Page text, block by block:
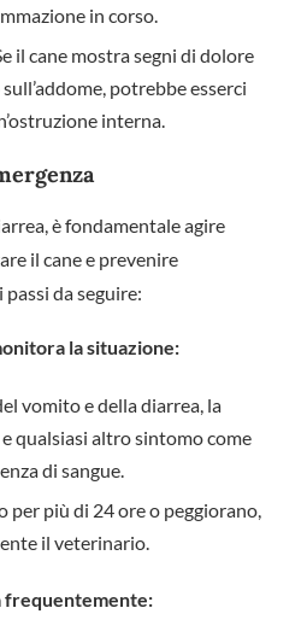
in corso.
il cane mostra segni di dolore
potrebbe esserci
interna.
è fondamentale agire
il cane e prevenire
da seguire:
la situazione:
vomito e della diarrea, la
qualsiasi altro sintomo come
di sangue.
per più di 24 ore o peggiorano,
il veterinario.
frequentemente: